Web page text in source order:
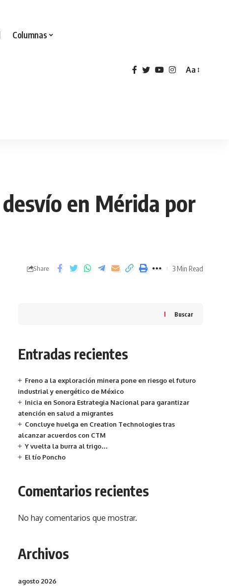
Columnas
Aa
en Mérida por
Share 3 Min Read
Buscar
Entradas recientes
Freno a la exploración minera pone en riesgo el futuro
industrial y energético de México
Inicia en Sonora Estrategia Nacional para garantizar
atención en salud a migrantes
Concluye huelga en Creation Technologies tras
alcanzar acuerdos con CTM
Y vuelta la burra al trigo…
El tío Poncho
Comentarios recientes
No hay comentarios que mostrar.
Archivos
agosto 2026